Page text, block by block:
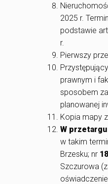
2025 r.
podstawie
r.
Pierwszy
prawnym i
sposobem
planowanej
Kopia mapy
W
w takim
Brzesku; nr
Szczurowa